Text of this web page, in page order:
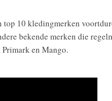
10 kledingmerken
bekende merken die
en Mango.